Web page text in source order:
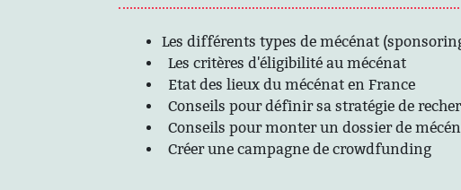
Les différents types de mécénat
Les critères d'éligibilité au mécénat
Etat des lieux du mécénat en France
Conseils pour définir sa stratégie de
Conseils pour monter un dossier de
Créer une campagne de crowdfunding